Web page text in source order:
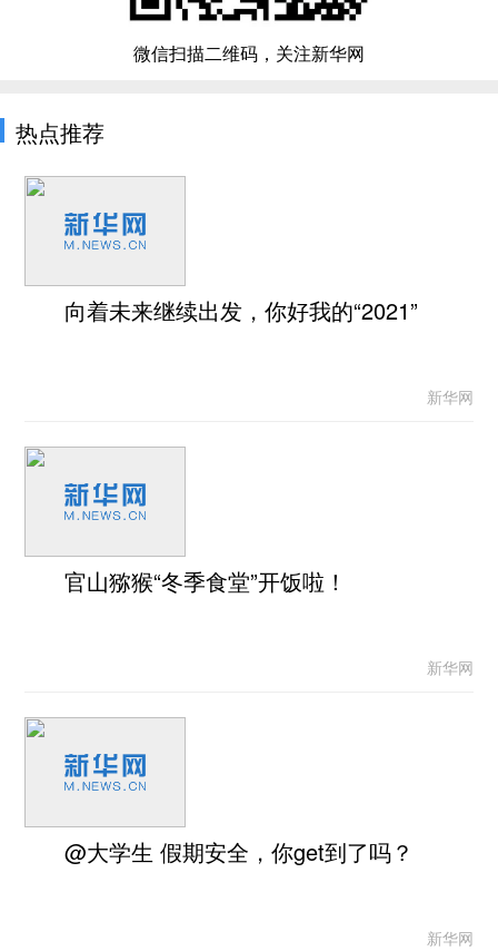
微信扫描二维码，关注新华网
热点推荐
向着未来继续出发，你好我的“2021”
新华网
官山猕猴“冬季食堂”开饭啦！
新华网
@大学生 假期安全，你get到了吗？
新华网